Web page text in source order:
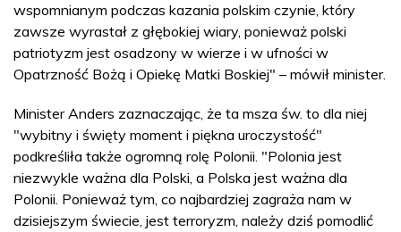
wspomnianym podczas kazania polskim czynie, który
zawsze wyrastał z głębokiej wiary, ponieważ polski
patriotyzm jest osadzony w wierze i w ufności w
Opatrzność Bożą i Opiekę Matki Boskiej" – mówił minister.
Minister Anders zaznaczając, że ta msza św. to dla niej
"wybitny i święty moment i piękna uroczystość"
podkreśliła także ogromną rolę Polonii. "Polonia jest
niezwykle ważna dla Polski, a Polska jest ważna dla
Polonii. Ponieważ tym, co najbardziej zagraża nam w
dzisiejszym świecie, jest terroryzm, należy dziś pomodlić